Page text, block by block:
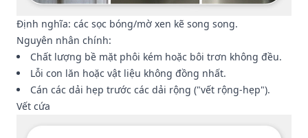
Định nghĩa: các sọc bóng/mờ xen kẽ song song.
Nguyên nhân chính:
Chất lượng bề mặt phôi kém hoặc bôi trơn không đều.
Lỗi con lăn hoặc vật liệu không đồng nhất.
Cán các dải hẹp trước các dải rộng ("vết rộng-hẹp").
Vết cứa